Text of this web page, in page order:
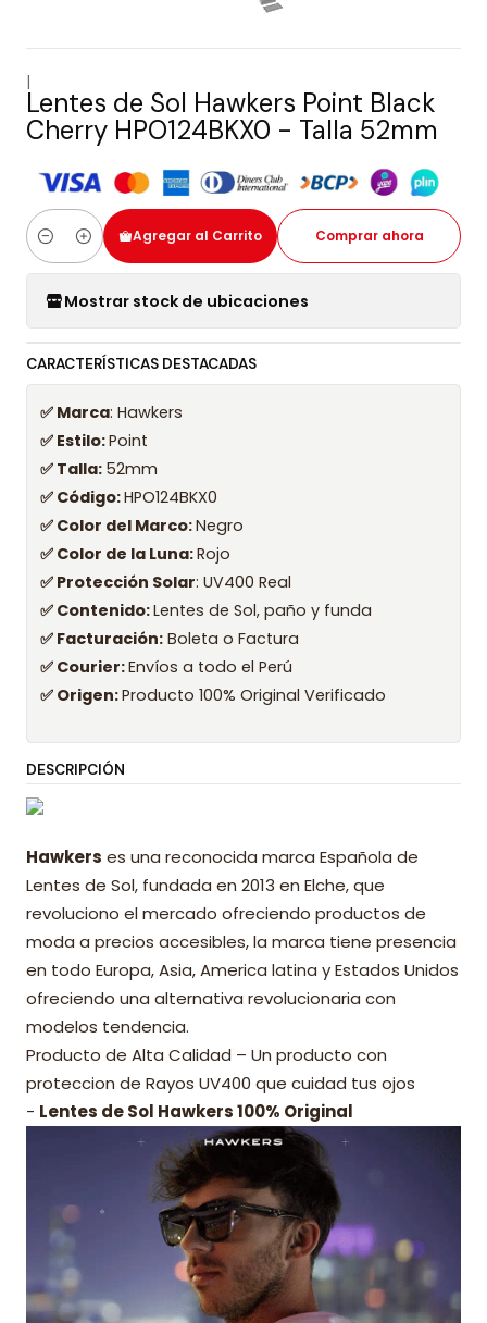
|
Lentes de Sol Hawkers Point Black
Cherry HPO124BKX0 - Talla 52mm
Cantidad
Agregar al Carrito Comprar ahora
Mostrar stock de ubicaciones
CARACTERÍSTICAS DESTACADAS
✅ Marca: Hawkers
✅ Estilo:Point
✅ Talla: 52mm
✅ Código:HPO124BKX0
✅ Color del Marco:Negro
✅ Color de la Luna:Rojo
✅ Protección Solar: UV400 Real
✅ Contenido:Lentes de Sol, paño y funda
✅ Facturación: Boleta o Factura
✅ Courier:Envíos a todo el Perú
✅ Origen:Producto 100% Original Verificado
DESCRIPCIÓN
Hawkers es una reconocida marca Española de
Lentes de Sol, fundada en 2013 en Elche, que
revoluciono el mercado ofreciendo productos de
moda a precios accesibles, la marca tiene presencia
en todo Europa, Asia, America latina y Estados Unidos
ofreciendo una alternativa revolucionaria con
modelos tendencia.
Producto de Alta Calidad – Un producto con
proteccion de Rayos UV400 que cuidad tus ojos
- Lentes de Sol Hawkers 100% Original